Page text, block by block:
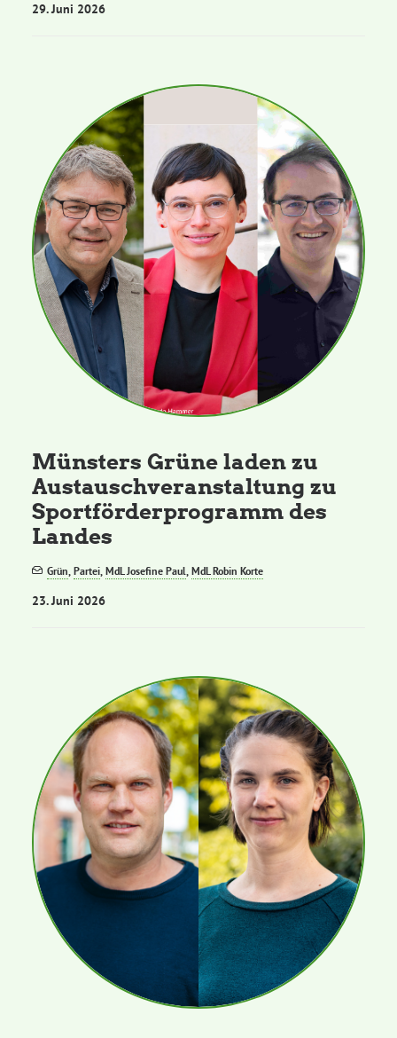
29. Juni 2026
Münsters Grüne laden zu
Austauschveranstaltung zu
Sportförderprogramm des
Landes
Grün,Partei,MdL Josefine Paul,MdL Robin Korte
23. Juni 2026